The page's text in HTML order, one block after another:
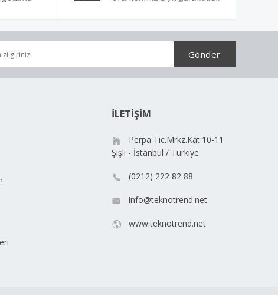
İLETİŞİM
Perpa Tic.Mrkz.Kat:10-11
Şişli - İstanbul / Türkiye
(0212) 222 82 88
info@teknotrend.net
www.teknotrend.net